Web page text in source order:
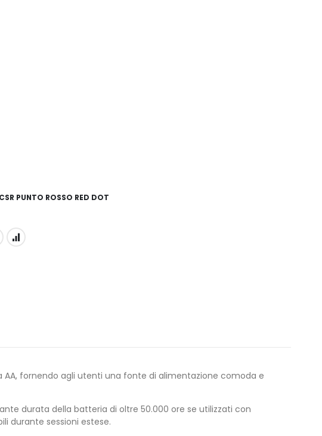
PUNTO ROSSO RED DOT
fornendo agli utenti una fonte di alimentazione comoda e
durata della batteria di oltre 50.000 ore se utilizzati con
durante sessioni estese.